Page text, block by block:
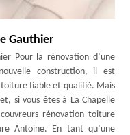
Gauthier
Pour la rénovation d’une
construction, il est
fiable et qualifié. Mais
si vous êtes à La Chapelle
rénovation toiture
Antoine. En tant qu’une